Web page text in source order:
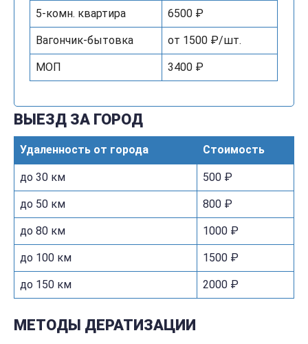
5-комн. квартира 6500 ₽
Вагончик-бытовка от 1500 ₽/шт.
МОП 3400 ₽
ВЫЕЗД ЗА ГОРОД
Удаленность от города Стоимость
до 30 км 500 ₽
до 50 км 800 ₽
до 80 км 1000 ₽
до 100 км 1500 ₽
до 150 км 2000 ₽
МЕТОДЫ ДЕРАТИЗАЦИИ